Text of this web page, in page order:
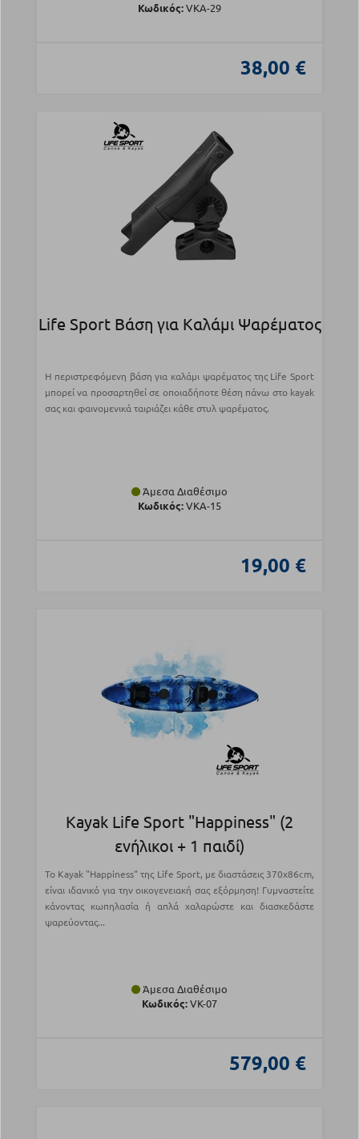
Κωδικός:VKA-29
38,00 €
Life Sport Βάση για Kαλάμι Ψαρέματος
Η περιστρεφόμενη βάση για καλάμι ψαρέματος της Life Sport
μπορεί να προσαρτηθεί σε οποιαδήποτε θέση πάνω στο kayak
σας και φαινομενικά ταιριάζει κάθε στυλ ψαρέματος.
Άμεσα Διαθέσιμο
Κωδικός:VKA-15
19,00 €
Kayak Life Sport "Happiness" (2
ενήλικοι + 1 παιδί)
Το Kayak "Happiness" της Life Sport, με διαστάσεις 370x86cm,
είναι ιδανικό για την οικογενειακή σας εξόρμηση! Γυμναστείτε
κάνοντας κωπηλασία ή απλά χαλαρώστε και διασκεδάστε
ψαρεύοντας...
Άμεσα Διαθέσιμο
Κωδικός:VK-07
579,00 €